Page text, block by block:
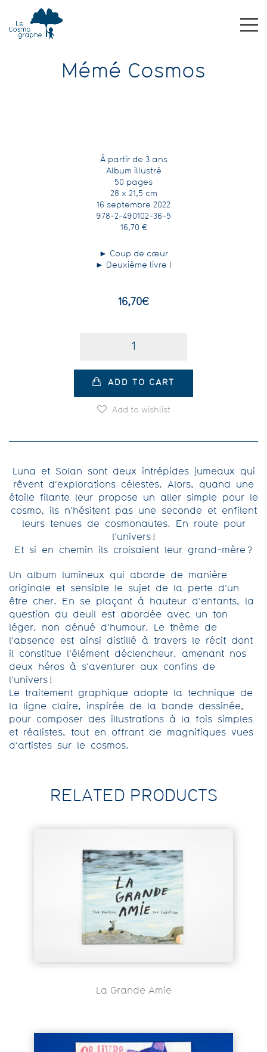
Mémé Cosmos
À partir de 3 ans
Album illustré
50 pages
28 x 21,5 cm
16 septembre 2022
978-2-490102-36-5
16,70 €
► Coup de cœur
► Deuxième livre !
16,70€
ADD TO CART
Add to wishlist
Luna et Solan sont deux intrépides jumeaux qui
rêvent d’explorations célestes. Alors, quand une
étoile filante leur propose un aller simple pour le
cosmo, ils n’hésitent pas une seconde et enfilent
leurs tenues de cosmonautes. En route pour
l’univers !
Et si en chemin ils croisaient leur grand-mère ?
Un album lumineux qui aborde de manière
originale et sensible le sujet de la perte d’un
être cher. En se plaçant à hauteur d’enfants, la
question du deuil est abordée avec un ton
léger, non dénué d’humour. Le thème de
l’absence est ainsi distillé à travers le récit dont
il constitue l’élément déclencheur, amenant nos
deux héros à s’aventurer aux confins de
l’univers !
Le traitement graphique adopte la technique de
la ligne claire, inspirée de la bande dessinée,
pour composer des illustrations à la fois simples
et réalistes, tout en offrant de magnifiques vues
d’artistes sur le cosmos.
RELATED PRODUCTS
La Grande Amie